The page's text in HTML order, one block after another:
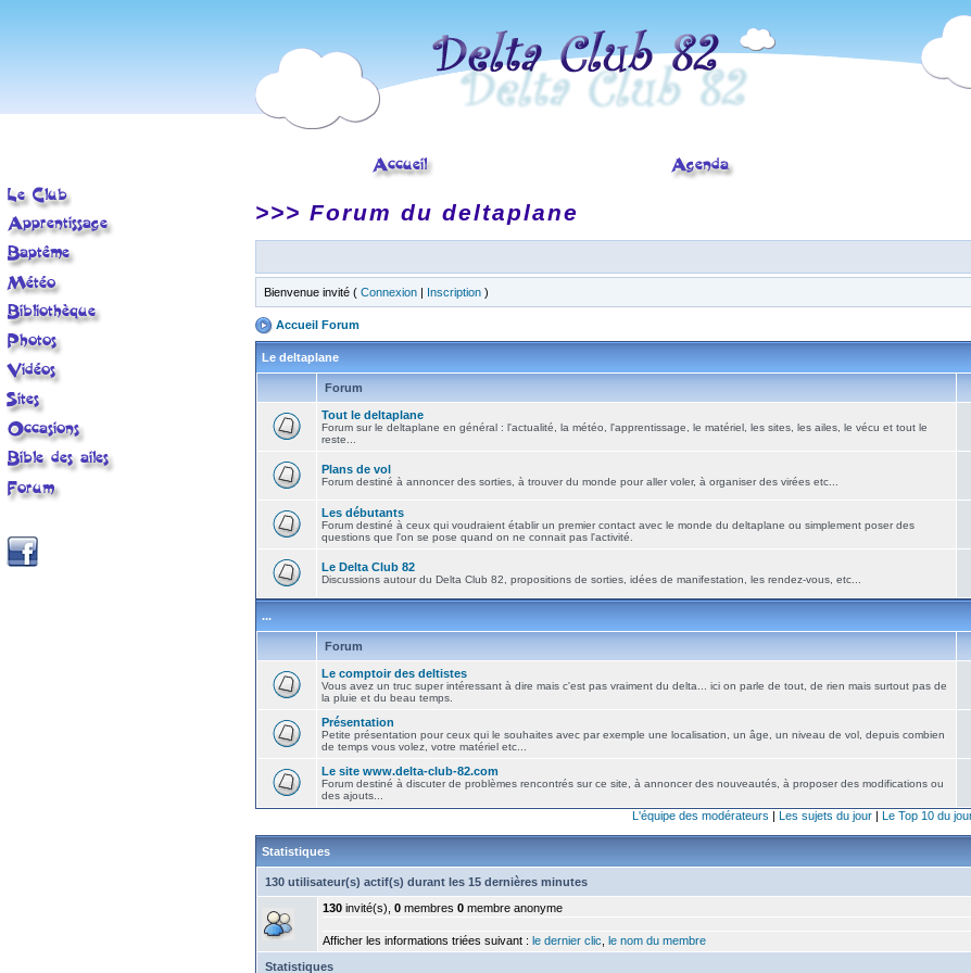
>>> Forum du deltaplane
Bienvenue invité ( Connexion | Inscription )
Accueil Forum
Le deltaplane
Forum
Tout le deltaplane
Forum sur le deltaplane en général : l'actualité, la météo, l'apprentissage, le matériel, les sites, les ailes, le vécu et tout le
reste...
Plans de vol
Forum destiné à annoncer des sorties, à trouver du monde pour aller voler, à organiser des virées etc...
Les débutants
Forum destiné à ceux qui voudraient établir un premier contact avec le monde du deltaplane ou simplement poser des
questions que l'on se pose quand on ne connait pas l'activité.
Le Delta Club 82
Discussions autour du Delta Club 82, propositions de sorties, idées de manifestation, les rendez-vous, etc...
...
Forum
Le comptoir des deltistes
Vous avez un truc super intéressant à dire mais c'est pas vraiment du delta... ici on parle de tout, de rien mais surtout pas de
la pluie et du beau temps.
Présentation
Petite présentation pour ceux qui le souhaites avec par exemple une localisation, un âge, un niveau de vol, depuis combien
de temps vous volez, votre matériel etc...
Le site www.delta-club-82.com
Forum destiné à discuter de problèmes rencontrés sur ce site, à annoncer des nouveautés, à proposer des modifications ou
des ajouts...
L'équipe des modérateurs | Les sujets du jour| Le Top 10 du
Statistiques
130 utilisateur(s) actif(s) durant les 15 dernières minutes
130 invité(s), 0 membres 0 membre anonyme
Afficher les informations triées suivant : le dernier clic le nom du membre
Statistiques